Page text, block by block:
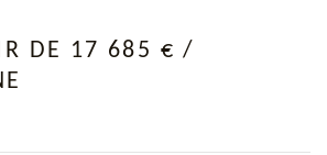
DE 17 685 €/